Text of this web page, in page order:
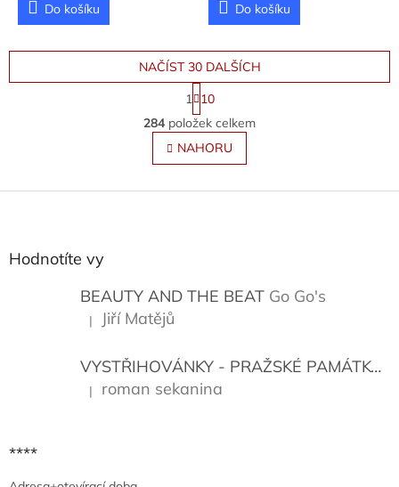
Do košíku Do košíku
O
v
l
á
k
p
i
NAČÍST 30 DALŠÍCH
S
t
r
á
n
k
v
1
10
284položek celkem
NAHORU
Z
Hodnotíte vy
BEAUTY AND THE BEAT Go Go's
Hodnocení produktu je 5 z 5 hvězdiček.
| Jiří Matějů
VYSTŘIHOVÁNKY - PRAŽSKÉ PAMÁTKY
Hodnocení produktu je 5 z 5 hvězdiček.
| roman sekanina
****